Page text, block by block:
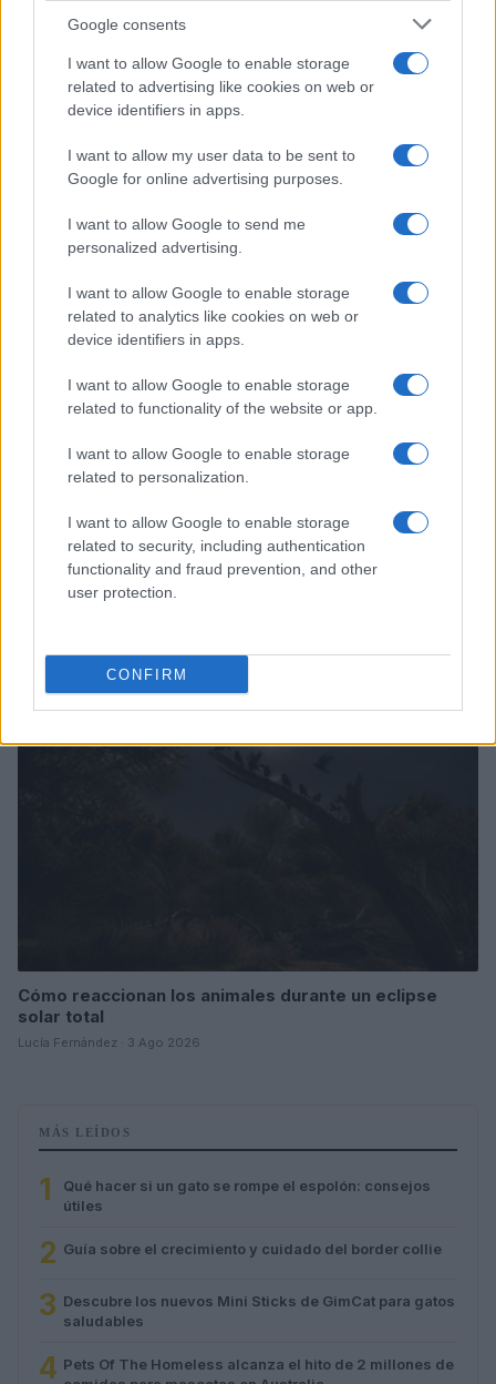
Google consents
I want to allow Google to enable storage
related to advertising like cookies on web or
device identifiers in apps.
I want to allow my user data to be sent to
Google for online advertising purposes.
I want to allow Google to send me
personalized advertising.
I want to allow Google to enable storage
related to analytics like cookies on web or
device identifiers in apps.
I want to allow Google to enable storage
related to functionality of the website or app.
I want to allow Google to enable storage
related to personalization.
I want to allow Google to enable storage
related to security, including authentication
functionality and fraud prevention, and other
user protection.
CONFIRM
Métodos éticos para disuadir palomas urbanas sin
Javier Ortega · 5 Ago 2026
Cómo una organización australiana ayuda a mantener
Cómo reaccionan los animales durante un eclipse
solar total
Lucía Fernández · 3 Ago 2026
MÁS LEÍDOS
1
Qué hacer si un gato se rompe el espolón: consejos
útiles
2 Guía sobre el crecimiento y cuidado del border collie
3 Descubre los nuevos Mini Sticks de GimCat para gatos
saludables
4 Pets Of The Homeless alcanza el hito de 2 millones de